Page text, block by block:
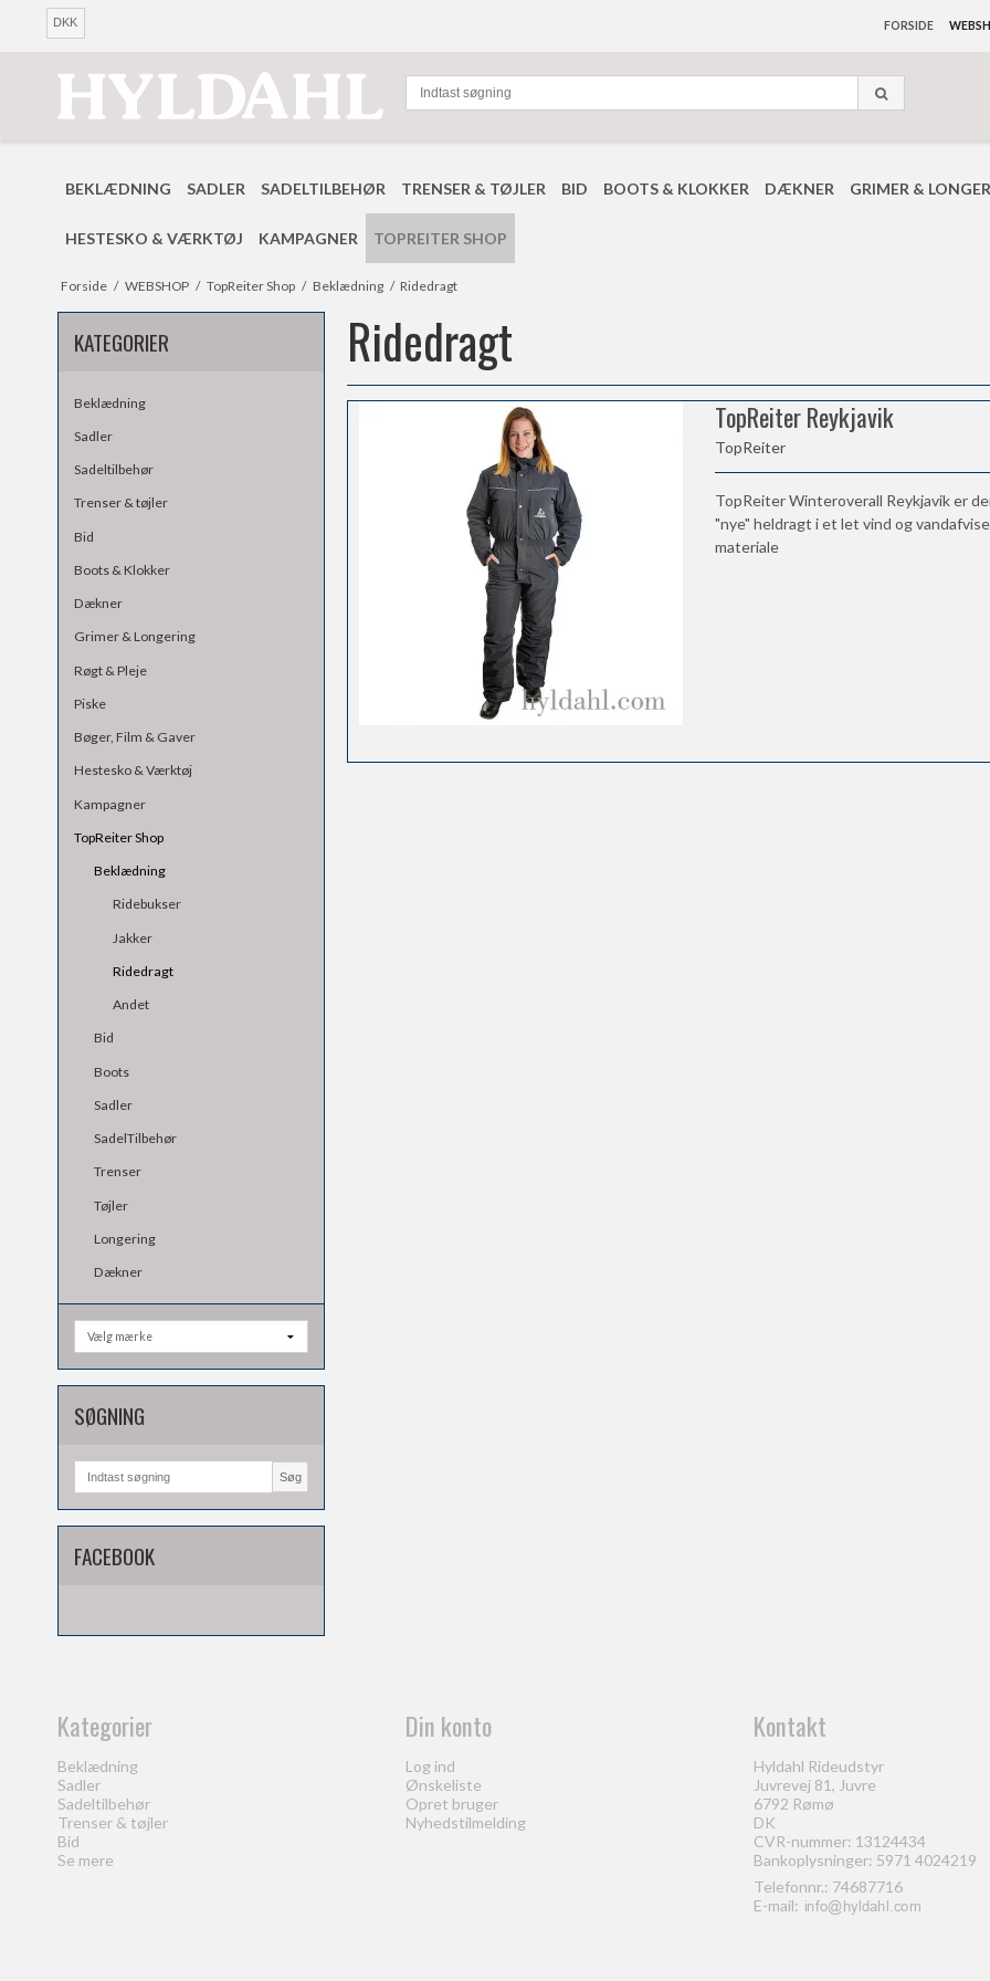
DKK FORSIDE
BEKLÆDNING SADLER SADELTILBEHØR TRENSER & TØJLER BID BOOTS & KLOKKER DÆKNER GRIMER &
HESTESKO & VÆRKTØJ KAMPAGNER TOPREITER SHOP
Forside / WEBSHOP / TopReiter Shop / Beklædning / Ridedragt
KATEGORIER
Beklædning
Sadler
Sadeltilbehør
Trenser & tøjler
Bid
Boots & Klokker
Dækner
Grimer & Longering
Røgt & Pleje
Piske
Bøger, Film & Gaver
Hestesko & Værktøj
Kampagner
TopReiter Shop
Beklædning
Ridebukser
Jakker
Ridedragt
Andet
Bid
Boots
Sadler
SadelTilbehør
Trenser
Tøjler
Longering
Dækner
SØGNING
Søg
FACEBOOK
Ridedragt
TopReiter Reykjavik
TopReiter
TopReiter Winteroverall Reykjavik er
"nye" heldragt i et let vind og
materiale
Kategorier
Beklædning
Sadler
Sadeltilbehør
Trenser & tøjler
Bid
Se mere
Din konto
Log ind
Ønskeliste
Opret bruger
Nyhedstilmelding
Kontakt
Hyldahl Rideudstyr
Juvrevej 81, Juvre
6792 Rømø
DK
CVR-nummer: 13124434
Bankoplysninger: 5971 4024219
Telefonnr.: 74687716
E-mail: